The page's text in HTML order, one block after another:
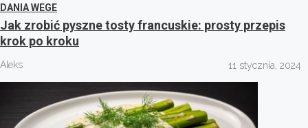
DANIA WEGE
Jak zrobić pyszne tosty francuskie: prosty przepis
krok po kroku
Aleks 11 stycznia, 2024